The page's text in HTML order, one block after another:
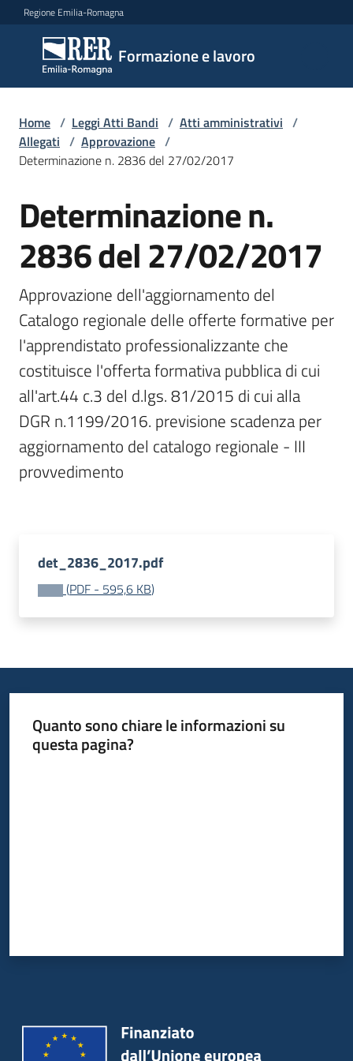
Vai al contenuto
Vai alla navigazione
Vai al footer
Regione Emilia-Romagna
Formazione e lavoro
Formazione
e lavoro
Argomenti
Novità
Servizi
Leggi
Atti
Bandi
Piani
Programmi
Progetti
Fondo
sociale
Plus
Seguici
Home / Leggi Atti Bandi / Atti amministrativi /
Allegati / Approvazione /
Determinazione n. 2836 del 27/02/2017
Determinazione n.
2836 del 27/02/2017
Approvazione dell'aggiornamento del
Catalogo regionale delle offerte formative per
l'apprendistato professionalizzante che
costituisce l'offerta formativa pubblica di cui
all'art.44 c.3 del d.lgs. 81/2015 di cui alla
DGR n.1199/2016. previsione scadenza per
aggiornamento del catalogo regionale - III
provvedimento
det_2836_2017.pdf
(PDF - 595,6 KB)
Quanto sono chiare le informazioni su
questa pagina?